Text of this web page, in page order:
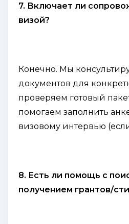
7. Включает ли
визой?
Конечно. Мы
документов для
проверяем готовый
помогаем заполнить
визовому интервью
8. Есть ли помощь с
получением грантов/